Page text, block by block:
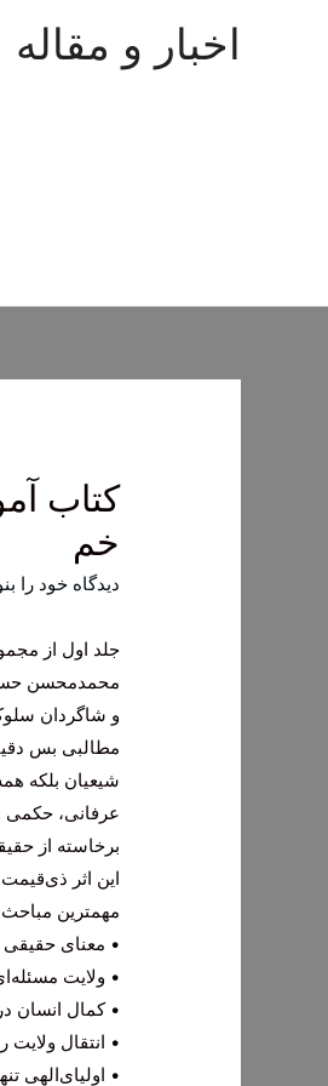
اخبار و مقاله
کتاب
خم
دیدگاه‌ خود را
جلد اول از
محمدمحسن
و شاگردان
مطالبی بس
شیعیان بلکه
عرفانی، حکمی
برخاسته از
این اثر
مهمترین مباحث
• معنای
• ولایت
• کمال انسان
• انتقال ولایت
• اولیای‌الهی